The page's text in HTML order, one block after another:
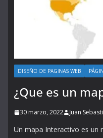
DISEÑO DE PAGINAS WEB
¿Que es un
30 marzo, 2022 Juan
Un mapa Interactivo es un